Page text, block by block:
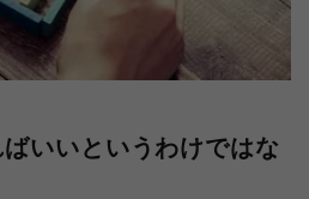
いいというわけではな